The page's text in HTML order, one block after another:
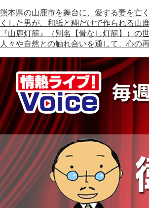
熊本県の山鹿市を舞台に、愛する妻を亡
くした男が、和紙と糊だけで作られる山
『山鹿灯籠』（別名【骨なし灯籠】）の
人々や自然との触れ合いを通して、心の